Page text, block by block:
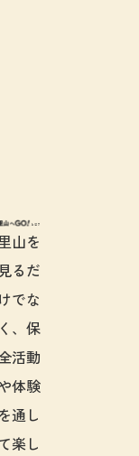
山へGO!と
山を
見るだ
けでな
く、保
活動
体験
を通し
て楽し